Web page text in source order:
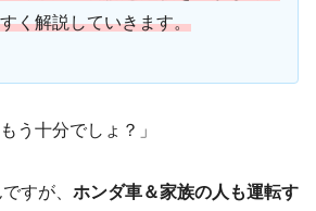
く解説していきます。
う十分でしょ？」
すが、 ホンダ車＆家族の人も運転す